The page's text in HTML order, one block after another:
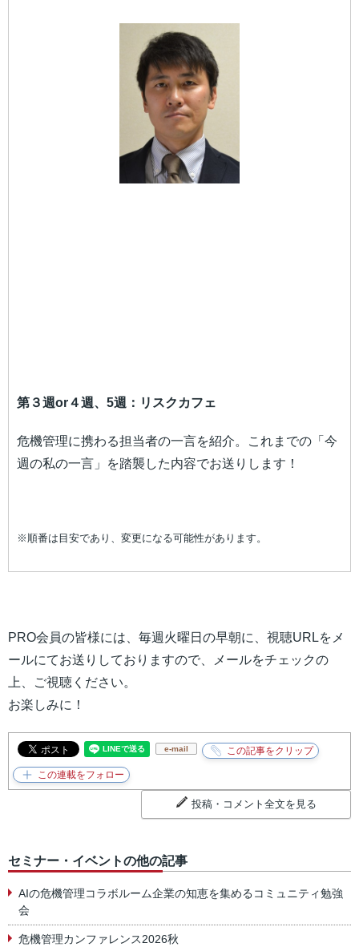
第３週or４週、5週：リスクカフェ
危機管理に携わる担当者の一言を紹介。これまでの「今
週の私の一言」を踏襲した内容でお送りします！
※順番は目安であり、変更になる可能性があります。
PRO会員の皆様には、毎週火曜日の早朝に、視聴URLをメ
ールにてお送りしておりますので、メールをチェックの
上、ご視聴ください。
お楽しみに！
e-mail
投稿・コメント全文を見る
セミナー・イベントの他の記事
AIの危機管理コラボルーム企業の知恵を集めるコミュニティ勉強
会
危機管理カンファレンス2026秋